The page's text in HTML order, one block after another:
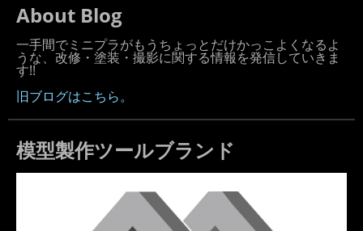
About Blog
一手間でミニプラがもうちょっとだけかっこよくなるよ
うな、改修・塗装・撮影に関する情報を発信していきま
す!!
旧ブログはこちら。
模型製作ツールブランド